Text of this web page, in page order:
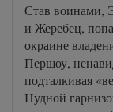
Став воинами,
и Жеребец,
окраине
Першоу,
подталкивая
Нудной